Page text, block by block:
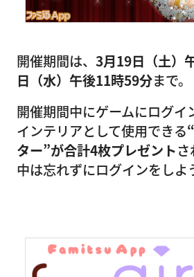
開催期間は、 3月19日（土）
日（水）午後11時59分まで。
開催期間中にゲームにログイ
インテリアとして使用できる
ター”が合計4枚プレゼント
中は忘れずにログインをしよ